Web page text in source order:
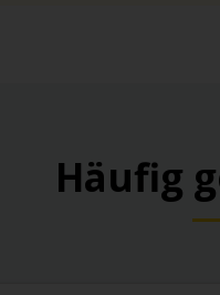
in Göynük sind,
zum Flughafen Antalya
Häufig